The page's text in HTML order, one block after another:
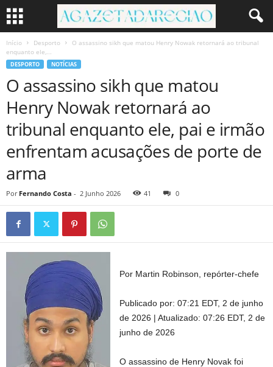
Início Desporto
O assassino sikh que matou Henry Nowak retornará ao tribunal
enquanto ele,...
DESPORTO NOTÍCIAS
O assassino sikh que matou
Henry Nowak retornará ao
tribunal enquanto ele, pai e irmão
enfrentam acusações de porte de
arma
Por Fernando Costa - 2 Junho 2026 41 0
Por Martin Robinson, repórter-chefe
Publicado por: 07:21 EDT, 2 de junho
de 2026 |Atualizado: 07:26 EDT, 2 de
junho de 2026
O assassino de Henry Novak foi